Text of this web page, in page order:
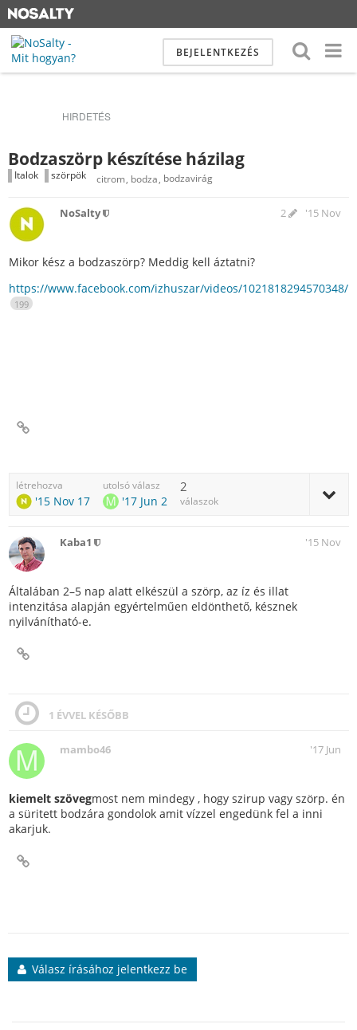
BEJELENTKEZÉS
HIRDETÉS
Bodzaszörp készítése házilag
Italok szörpök citrom bodza bodzavirág
NoSalty '15 Nov
2
Mikor kész a bodzaszörp? Meddig kell áztatni?
https://www.facebook.com/izhuszar/videos/1021818294570348/
199
létrehozva
'15 Nov 17
utolsó válasz
'17 Jun 2
2
válaszok
Kaba1 '15 Nov
Általában 2–5 nap alatt elkészül a szörp, az íz és illat
intenzitása alapján egyértelműen eldönthető, késznek
nyilvánítható-e.
1 ÉVVEL KÉSŐBB
mambo46 '17 Jun
kiemelt szövegmost nem mindegy , hogy szirup vagy szörp. én
a süritett bodzára gondolok amit vízzel engedünk fel a inni
akarjuk.
Válasz írásához jelentkezz be